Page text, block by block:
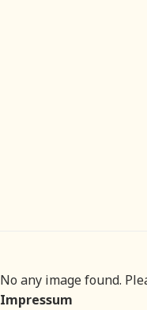
No any image found.
Impressum